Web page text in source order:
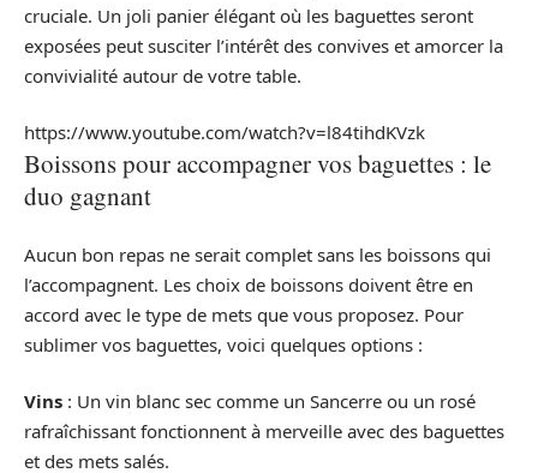
cruciale. Un joli panier élégant où les baguettes seront
exposées peut susciter l’intérêt des convives et amorcer la
convivialité autour de votre table.
https://www.youtube.com/watch?v=l84tihdKVzk
Boissons pour accompagner vos baguettes : le
duo gagnant
Aucun bon repas ne serait complet sans les boissons qui
l’accompagnent. Les choix de boissons doivent être en
accord avec le type de mets que vous proposez. Pour
sublimer vos baguettes, voici quelques options :
Vins : Un vin blanc sec comme un Sancerre ou un rosé
rafraîchissant fonctionnent à merveille avec des baguettes
et des mets salés.